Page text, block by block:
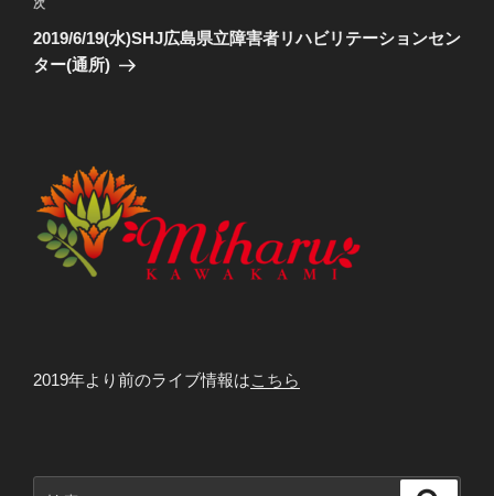
ゲ
ー
稿
次
の
投
次
2019/6/19(水)SHJ広島県立障害者リハビリテーションセン
ター(通所)
2019年より前のライブ情報はこちら